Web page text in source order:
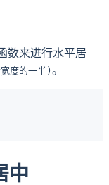
数来进行水平居
度的一半) 。
中